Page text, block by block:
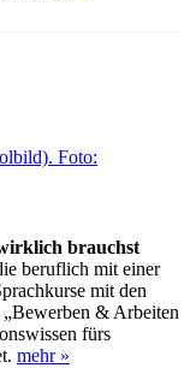
brauchst
beruflich mit einer
mit den
& Arbeiten
fürs
mehr »